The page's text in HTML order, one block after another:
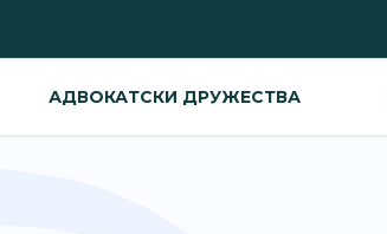
АДВОКАТСКИ ДРУЖЕСТВА